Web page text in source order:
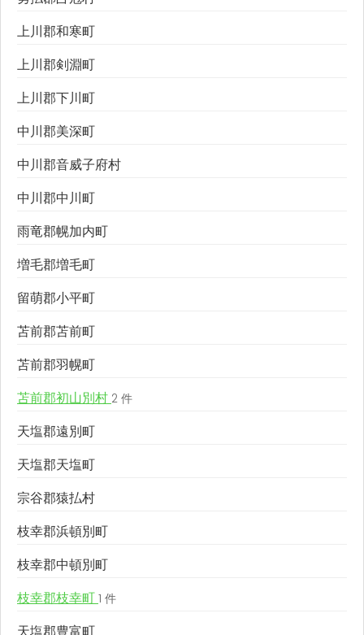
上川郡和寒町
上川郡剣淵町
上川郡下川町
中川郡美深町
中川郡音威子府村
中川郡中川町
雨竜郡幌加内町
増毛郡増毛町
留萌郡小平町
苫前郡苫前町
苫前郡羽幌町
苫前郡初山別村 2 件
天塩郡遠別町
天塩郡天塩町
宗谷郡猿払村
枝幸郡浜頓別町
枝幸郡中頓別町
枝幸郡枝幸町 1 件